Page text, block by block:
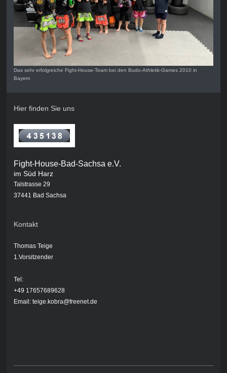
Das sehr erfolgreiche Fight-House-Team bei den Budo-Athletik-Games 2010 in
Bayern
Hier finden Sie uns
Fight-House-Bad-Sachsa e.V.
im Süd Harz
Talstrasse 29
37441 Bad Sachsa
Kontakt
Thomas Teige
1.Vorsitzender
Tel:
+49 17657689628
Email: teige.kobra@freenet.de